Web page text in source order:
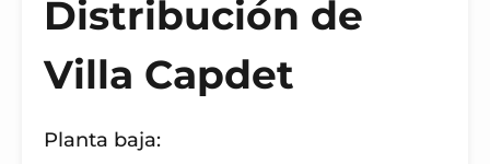
Distribución de
Villa Capdet
Planta baja: